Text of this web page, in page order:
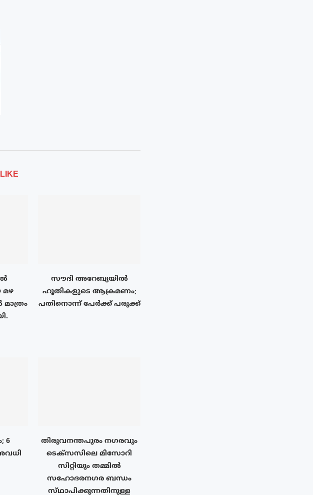
സൗദി അറേബ്യയിൽ
ഹൂതികളുടെ ആക്രമണം;
പതിനൊന്ന് പേർക്ക് പരുക്ക്
6
തിരുവനന്തപുരം നഗരവും
ടെക്‌സസിലെ മിസോറി
സിറ്റിയും തമ്മിൽ
സഹോദരനഗര ബന്ധം
സ്‌ഥാപിക്കുന്നതിനുള്ള